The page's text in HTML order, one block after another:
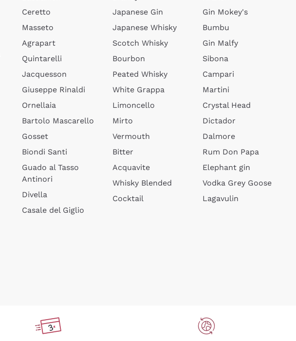
Ceretto
Masseto
Agrapart
Quintarelli
Jacquesson
Giuseppe Rinaldi
Ornellaia
Bartolo Mascarello
Gosset
Biondi Santi
Guado al Tasso
Antinori
Divella
Casale del Giglio
Japanese Gin
Japanese Whisky
Scotch Whisky
Bourbon
Peated Whisky
White Grappa
Limoncello
Mirto
Vermouth
Bitter
Acquavite
Whisky Blended
Cocktail
Gin Mokey's
Bumbu
Gin Malfy
Sibona
Campari
Martini
Crystal Head
Dictador
Dalmore
Rum Don Papa
Elephant gin
Vodka Grey Goose
Lagavulin